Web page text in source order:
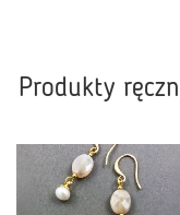
Produkty